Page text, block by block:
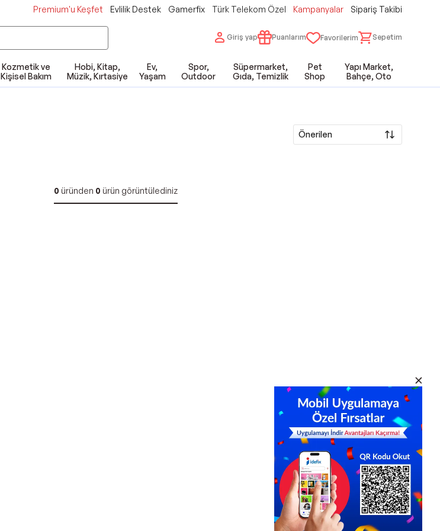
Premium'u Keşfet Evlilik Destek Gamerfix Türk Telekom Özel Kampanyalar Sipariş Takibi
Giriş yap Puanlarım Favorilerim Sepetim
Kozmetik ve
Kişisel Bakım
Hobi, Kitap,
Müzik, Kırtasiye
Ev,
Yaşam
Spor,
Outdoor
Süpermarket,
Gıda, Temizlik
Pet
Shop
Yapı Market,
Bahçe, Oto
Önerilen
0 üründen 0 ürün görüntülediniz